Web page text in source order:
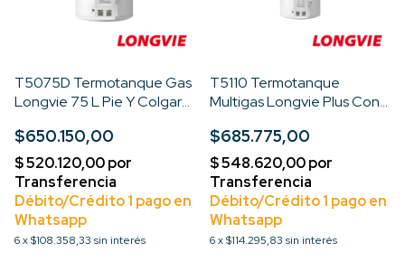
T5075D Termotanque Gas
Longvie 75 L Pie Y Colgar
$650.150,00
6x$108.358,33 sin interés
T5110 Termotanque
Multigas Longvie Plus Con
Blanco
$685.775,00
6x$114.295,83 sin interés